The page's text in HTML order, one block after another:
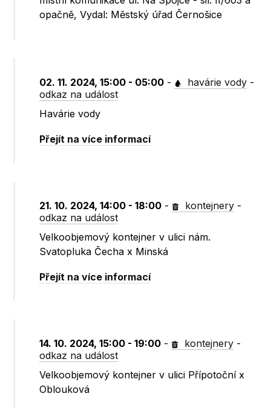
opačně, Vydal: Městský úřad Černošice
02. 11. 2024, 15:00 - 05:00 - havárie vody -
odkaz na událost
Havárie vody
Přejít na více informací
21. 10. 2024, 14:00 - 18:00 - kontejnery -
odkaz na událost
Velkoobjemový kontejner v ulici nám.
Svatopluka Čecha x Minská
Přejít na více informací
14. 10. 2024, 15:00 - 19:00 - kontejnery -
odkaz na událost
Velkoobjemový kontejner v ulici Přípotoční x
Oblouková